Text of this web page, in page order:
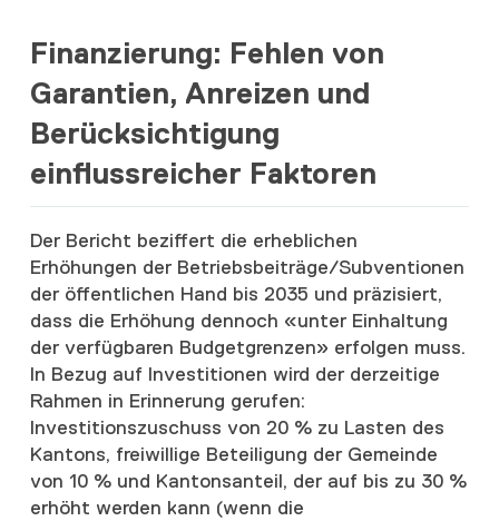
Finanzierung: Fehlen von
Garantien, Anreizen und
Berücksichtigung
einflussreicher Faktoren
Der Bericht beziffert die erheblichen
Erhöhungen der Betriebsbeiträge/Subventionen
der öffentlichen Hand bis 2035 und präzisiert,
dass die Erhöhung dennoch «unter Einhaltung
der verfügbaren Budgetgrenzen» erfolgen muss.
In Bezug auf Investitionen wird der derzeitige
Rahmen in Erinnerung gerufen:
Investitionszuschuss von 20 % zu Lasten des
Kantons, freiwillige Beteiligung der Gemeinde
von 10 % und Kantonsanteil, der auf bis zu 30 %
erhöht werden kann (wenn die